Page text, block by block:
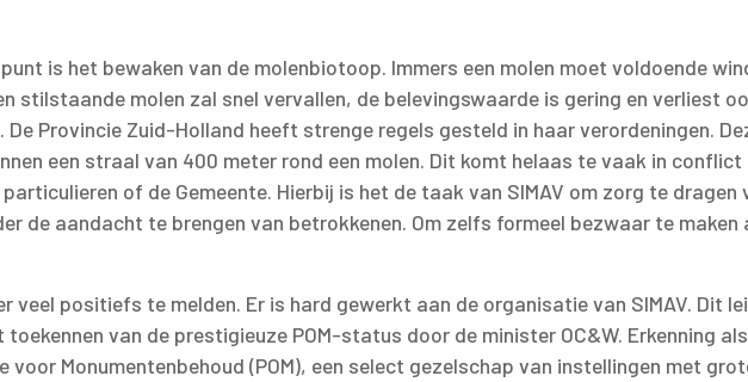
is het bewaken van de molenbiotoop. Immers een molen moet voldoende
stilstaande molen zal snel vervallen, de belevingswaarde is gering en verliest
De Provincie Zuid-Holland heeft strenge regels gesteld in haar verordeningen.
een straal van 400 meter rond een molen. Dit komt helaas te vaak in conflict
of de Gemeente. Hierbij is het de taak van SIMAV om zorg te dragen
de aandacht te brengen van betrokkenen. Om zelfs formeel bezwaar te maken
veel positiefs te melden. Er is hard gewerkt aan de organisatie van SIMAV. Dit
van de prestigieuze POM-status door de minister OC&W. Erkenning als
voor Monumentenbehoud (POM), een select gezelschap van instellingen met